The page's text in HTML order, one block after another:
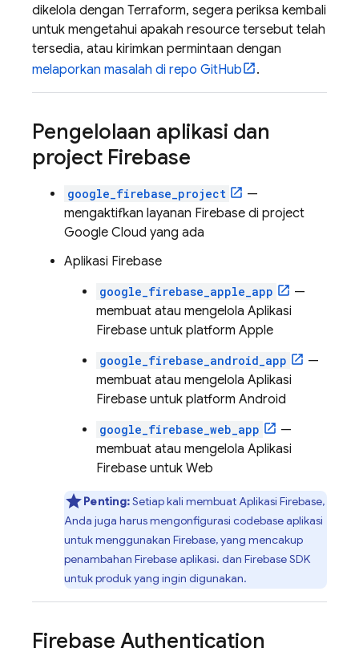
dikelola dengan Terraform, segera periksa kembali
untuk mengetahui apakah resource tersebut telah
tersedia, atau kirimkan permintaan dengan
melaporkan masalah di repo GitHub
.
Pengelolaan aplikasi dan
project Firebase
google_firebase_project
—
mengaktifkan layanan Firebase di project
Google Cloud yang ada
Aplikasi Firebase
google_firebase_apple_app
—
membuat atau mengelola Aplikasi
Firebase untuk platform Apple
google_firebase_android_app
—
membuat atau mengelola Aplikasi
Firebase untuk platform Android
google_firebase_web_app
—
membuat atau mengelola Aplikasi
Firebase untuk Web
Penting:Setiap kali membuat Aplikasi Firebase,
Anda juga harus mengonfigurasi codebase aplikasi
untuk menggunakan Firebase, yang mencakup
penambahan Firebase aplikasi. dan Firebase SDK
untuk produk yang ingin digunakan.
Firebase Authentication